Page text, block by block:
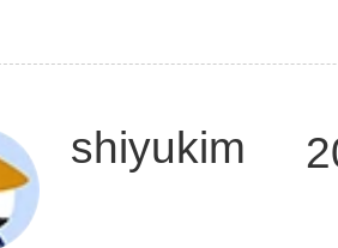
shiyukim